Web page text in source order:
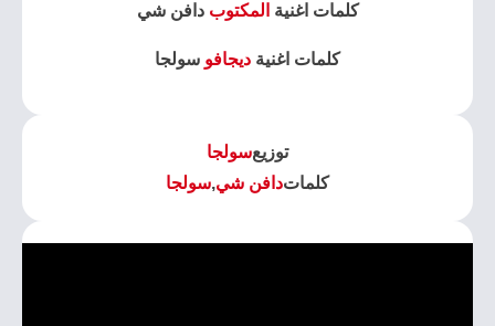
كلمات اغنية المكتوب دافن شي
كلمات اغنية ديجافو سولجا
توزيعسولجا
كلماتدافن شي,سولجا